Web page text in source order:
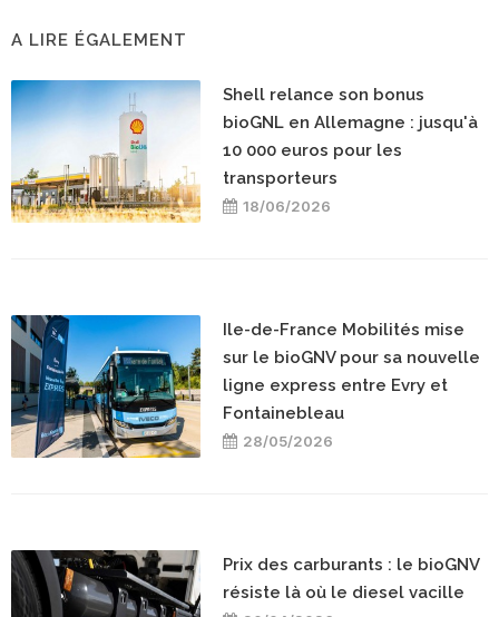
A LIRE ÉGALEMENT
Shell relance son bonus
bioGNL en Allemagne : jusqu'à
10 000 euros pour les
transporteurs
18/06/2026
Ile-de-France Mobilités mise
sur le bioGNV pour sa nouvelle
ligne express entre Evry et
Fontainebleau
28/05/2026
Prix des carburants : le bioGNV
résiste là où le diesel vacille